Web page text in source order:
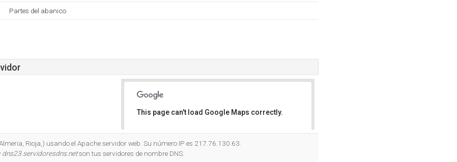
Partes del abanico
This page can't load Google Maps correctly.
Rioja,) usando el Apache servidor web. Su número IP es 217.76.130.63.
dns23.servidoresdns.netson tus servidores de nombre DNS.